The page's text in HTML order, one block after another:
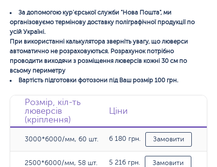
За допомогою кур'єрської служби "Нова Пошта", ми
організовуємо термінову доставку поліграфічної продукції по
усій Україні.
При використанні калькулятора зверніть увагу, що люверси
автоматично не розраховуються. Розрахунок потрібно
проводити виходячи з розміщення люверсів кожні 30 см по
всьому периметру
Вартість підготовки фотозони під Ваш розмір 100 грн.
Розмір, кіл-ть
люверсів
(кріплення)
Ціни
3000*6000/мм, 60 шт. 6 180 грн. Замовити
2500*6000/мм, 58 шт. 5 216 грн. Замовити